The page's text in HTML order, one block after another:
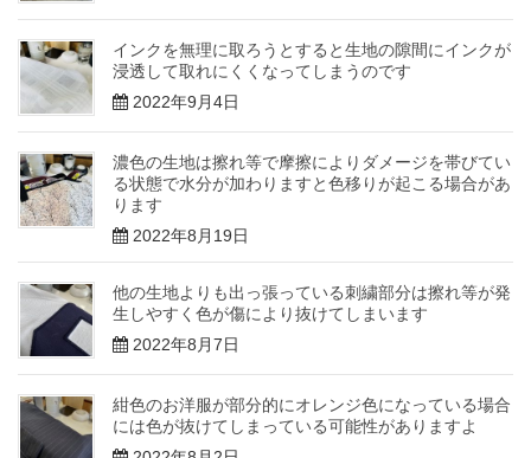
インクを無理に取ろうとすると生地の隙間にインクが
浸透して取れにくくなってしまうのです
2022年9月4日
濃色の生地は擦れ等で摩擦によりダメージを帯びてい
る状態で水分が加わりますと色移りが起こる場合があ
ります
2022年8月19日
他の生地よりも出っ張っている刺繍部分は擦れ等が発
生しやすく色が傷により抜けてしまいます
2022年8月7日
紺色のお洋服が部分的にオレンジ色になっている場合
には色が抜けてしまっている可能性がありますよ